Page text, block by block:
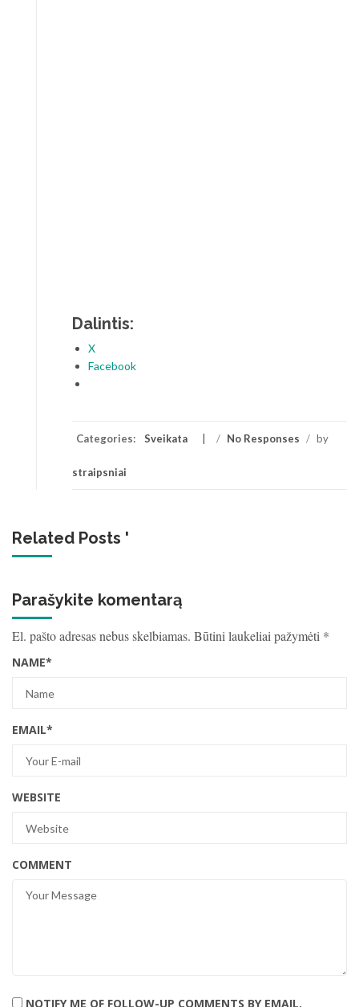
Dalintis:
X
Facebook
Categories: Sveikata / No Responses / by
straipsniai
Related Posts '
Parašykite komentarą
El. pašto adresas nebus skelbiamas. Būtini laukeliai pažymėti *
NAME*
EMAIL*
WEBSITE
COMMENT
NOTIFY ME OF FOLLOW-UP COMMENTS BY EMAIL.